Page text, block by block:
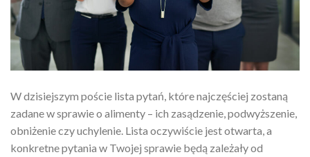
W dzisiejszym poście lista pytań, które najczęściej zostaną
zadane w sprawie o alimenty – ich zasądzenie, podwyższenie,
obniżenie czy uchylenie. Lista oczywiście jest otwarta, a
konkretne pytania w Twojej sprawie będą zależały od